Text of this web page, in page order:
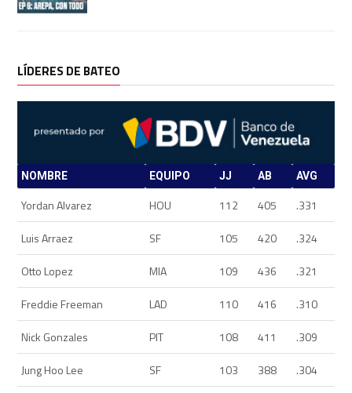
LÍDERES DE BATEO
NOMBRE EQUIPO JJ AB AVG
Yordan Alvarez HOU 112 405
.331
Luis Arraez
SF 105 420
.324
Otto Lopez
MIA 109 436
.321
Freddie Freeman
LAD 110 416
.310
Nick Gonzales
PIT 108 411
.309
Jung Hoo Lee
SF 103 388
.304